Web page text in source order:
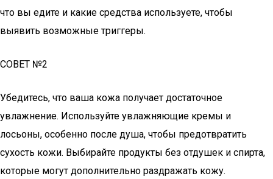
что вы едите и какие средства используете, чтобы
выявить возможные триггеры.
СОВЕТ №2
Убедитесь, что ваша кожа получает достаточное
увлажнение. Используйте увлажняющие кремы и
лосьоны, особенно после душа, чтобы предотвратить
сухость кожи. Выбирайте продукты без отдушек и спирта,
которые могут дополнительно раздражать кожу.